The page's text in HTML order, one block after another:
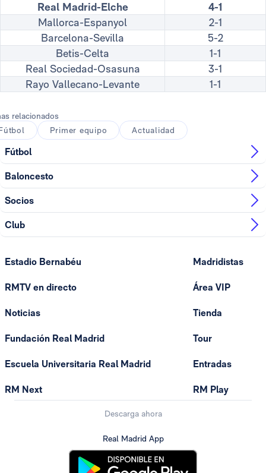
Real Madrid-Elche
4-1
Mallorca-Espanyol
2-1
Barcelona-Sevilla
5-2
Betis-Celta
1-1
Real Sociedad-Osasuna
3-1
Rayo Vallecano-Levante
1-1
relacionados
Primer equipo Actualidad
Fútbol
Baloncesto
Socios
Club
Estadio Bernabéu
RMTV en directo
Noticias
Fundación Real Madrid
Escuela Universitaria Real Madrid
RM Next
Madridistas
Área VIP
Tienda
Tour
Entradas
RM Play
Descarga ahora
Real Madrid App